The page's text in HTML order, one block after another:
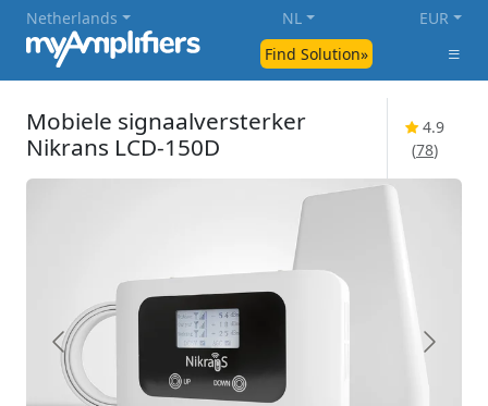
Find Solution»
Netherlands NL EUR
Mobiele signaalversterker
Nikrans LCD-150D
4.9
(78)